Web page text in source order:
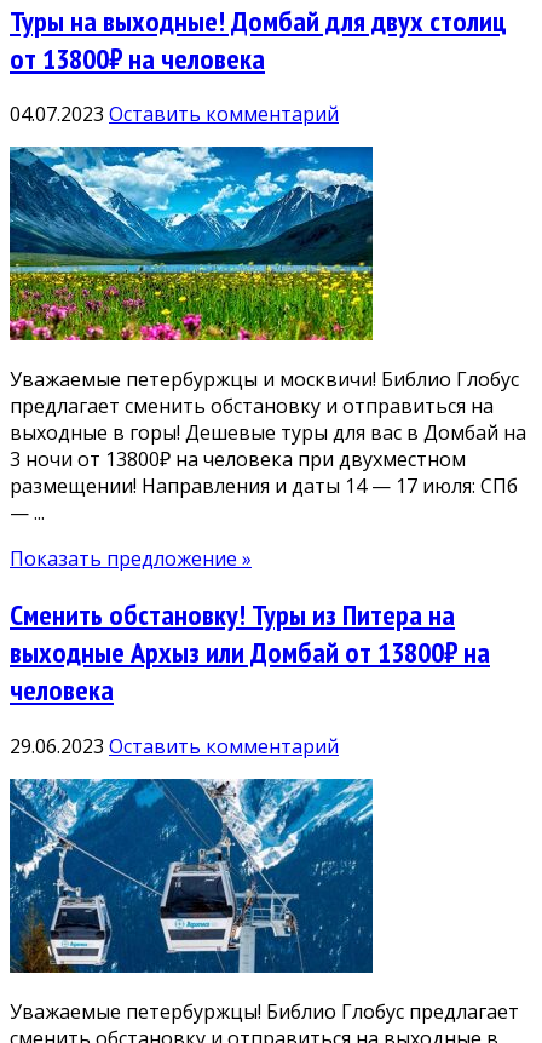
Туры на выходные! Домбай для двух столиц
от 13800₽ на человека
04.07.2023 Оставить комментарий
Уважаемые петербуржцы и москвичи! Библио Глобус
предлагает сменить обстановку и отправиться на
выходные в горы! Дешевые туры для вас в Домбай на
3 ночи от 13800₽ на человека при двухместном
размещении! Направления и даты 14 — 17 июля: СПб
— ...
Показать предложение »
Сменить обстановку! Туры из Питера на
выходные Архыз или Домбай от 13800₽ на
человека
29.06.2023 Оставить комментарий
Уважаемые петербуржцы! Библио Глобус предлагает